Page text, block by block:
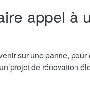
appel à
sur une panne,
projet de rénovation